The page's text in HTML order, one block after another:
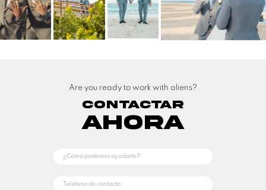
Are you ready to work with aliens?
Contactar
Ahora